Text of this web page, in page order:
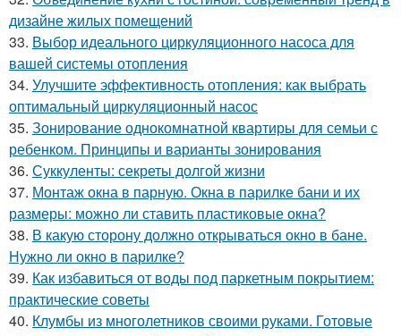
дизайне жилых помещений
33. Выбор идеального циркуляционного насоса для
вашей системы отопления
34. Улучшите эффективность отопления: как выбрать
оптимальный циркуляционный насос
35. Зонирование однокомнатной квартиры для семьи с
ребенком. Принципы и варианты зонирования
36. Суккуленты: секреты долгой жизни
37. Монтаж окна в парную. Окна в парилке бани и их
размеры: можно ли ставить пластиковые окна?
38. В какую сторону должно открываться окно в бане.
Нужно ли окно в парилке?
39. Как избавиться от воды под паркетным покрытием:
практические советы
40. Клумбы из многолетников своими руками. Готовые